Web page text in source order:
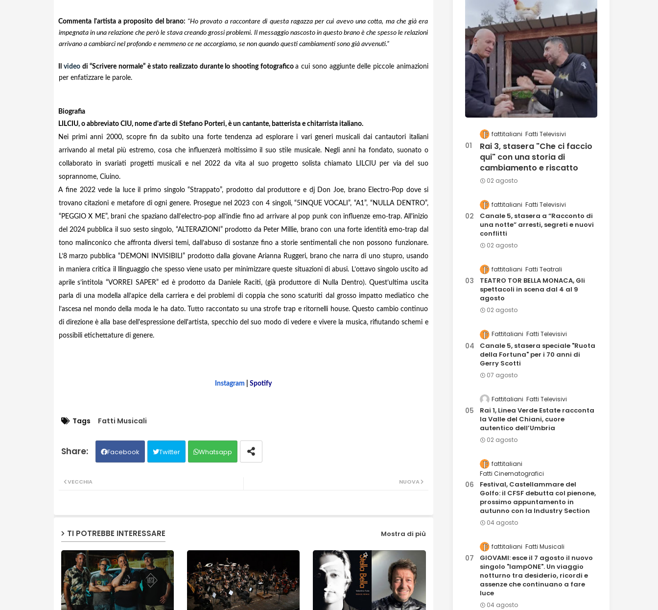
Commenta l'artista a proposito del brano: "Ho provato a raccontare di questa ragazza per cui avevo una cotta, ma che già era
impegnata in una relazione che però le stava creando grossi problemi. Il messaggio nascosto in questo brano è che spesso le relazioni
arrivano a cambiarci nel profondo e nemmeno ce ne accorgiamo, se non quando questi cambiamenti sono già avvenuti.”
Ilvideo di “Scrivere normale” è stato realizzato durante lo shooting fotograficoa cui sono aggiunte delle piccole animazioni
per enfatizzare le parole.
Biografia
LILCIU, o abbreviato CIU, nome d'arte di Stefano Porteri, è un cantante, batterista e chitarrista italiano.
Nei primi anni 2000, scopre fin da subito una forte tendenza ad esplorare i vari generi musicali dai cantautori italiani
arrivando al metal più estremo, cosa che influenzerà moltissimo il suo stile musicale. Negli anni ha fondato, suonato o
collaborato in svariati progetti musicali e nel 2022 da vita al suo progetto solista chiamato LILCIU per via del suo
soprannome, Ciuino.
A fine 2022 vede la luce il primo singolo “Strappato”, prodotto dal produttore e dj Don Joe, brano Electro-Pop dove si
trovano citazioni e metafore di ogni genere. Prosegue nel 2023 con 4 singoli, “5INQUE VOCALI”, “A1”, “NULLA DENTRO”,
“PEGGIO X ME”, brani che spaziano dall’electro-pop all’indie fino ad arrivare al pop punk con influenze emo-trap. All'inizio
del 2024 pubblica il suo sesto singolo, “ALTERAZIONI” prodotto da Peter Millie, brano con una forte identità emo-trap dal
tono malinconico che affronta diversi temi, dall’abuso di sostanze fino a storie sentimentali che non possono funzionare.
L’8 marzo pubblica “DEMONI INVISIBILI” prodotto dalla giovane Arianna Ruggeri, brano che narra di uno stupro, usando
in maniera critica il llinguaggio che spesso viene usato per minimizzare queste situazioni di abusi. L’ottavo singolo uscito ad
aprile s’intitola “VORREI SAPER” ed è prodotto da Daniele Raciti, (già produttore di Nulla Dentro). Quest’ultima uscita
parla di una modella all’apice della carriera e dei problemi di coppia che sono scaturiti dal grosso impatto mediatico che
l’ascesa nel mondo della moda le ha dato. Tutto raccontato su una strofe trap e ritornelli house. Questo cambio continuo
di direzione è alla base dell'espressione dell'artista, specchio del suo modo di vedere e vivere la musica, rifiutando schemi e
possibili etichettature di genere.
Instagram Spotify
Tags Fatti Musicali
Facebook Twitter Whatsapp
NUOVA
VECCHIA
TI POTREBBE INTERESSARE Mostra di più
fattitaliani Fatti Televisivi
Rai 3, stasera "Che ci faccio
qui" con una storia di
cambiamento e riscatto
02 agosto
fattitaliani Fatti Televisivi
Canale 5, stasera a “Racconto di
una notte” arresti, segreti e nuovi
conflitti
02 agosto
fattitaliani Fatti Teatrali
TEATRO TOR BELLA MONACA, Gli
spettacoli in scena dal 4 al 9
agosto
02 agosto
Fattitaliani Fatti Televisivi
Canale 5, stasera speciale "Ruota
della Fortuna" per i 70 anni di
Gerry Scotti
07 agosto
Fattitaliani Fatti Televisivi
Rai 1, Linea Verde Estate racconta
la Valle del Chiani, cuore
autentico dell’Umbria
02 agosto
fattitaliani
Fatti Cinematografici
Festival, Castellammare del
Golfo: il CFSF debutta col pienone,
prossimo appuntamento in
autunno con la Industry Section
04 agosto
fattitaliani Fatti Musicali
GIOVAMI: esce il 7 agosto il nuovo
singolo "lampONE". Un viaggio
notturno tra desiderio, ricordi e
assenze che continuano a fare
luce
04 agosto